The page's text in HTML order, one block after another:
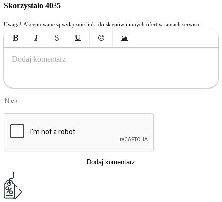
Skorzystało 4035
Uwaga! Akceptowane są wyłącznie linki do sklepów i innych ofert w ramach serwisu.
Bold Italic Strikethrough
UnderlineEmoticonsInsert Image
Dodaj komentarz
Dodaj komentarz